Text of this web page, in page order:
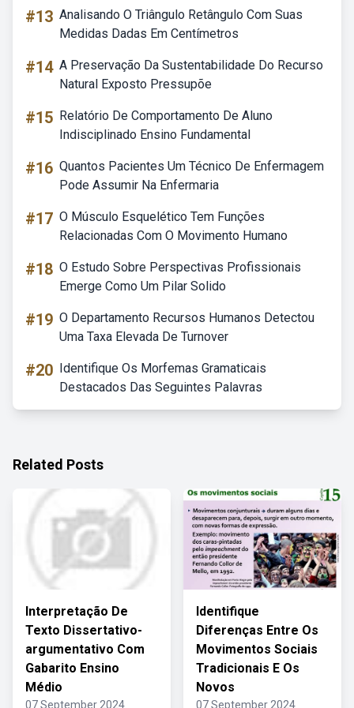
#13 Analisando O Triângulo Retângulo Com Suas
Medidas Dadas Em Centímetros
#14 A Preservação Da Sustentabilidade Do Recurso
Natural Exposto Pressupõe
#15 Relatório De Comportamento De Aluno
Indisciplinado Ensino Fundamental
#16 Quantos Pacientes Um Técnico De Enfermagem
Pode Assumir Na Enfermaria
#17 O Músculo Esquelético Tem Funções
Relacionadas Com O Movimento Humano
#18 O Estudo Sobre Perspectivas Profissionais
Emerge Como Um Pilar Solido
#19 O Departamento Recursos Humanos Detectou
Uma Taxa Elevada De Turnover
#20 Identifique Os Morfemas Gramaticais
Destacados Das Seguintes Palavras
Related Posts
Interpretação De
Texto Dissertativo-
argumentativo Com
Gabarito Ensino
Médio
07 September 2024
Identifique
Diferenças Entre Os
Movimentos Sociais
Tradicionais E Os
Novos
07 September 2024